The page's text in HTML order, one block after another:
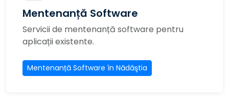
Mentenanță Software
Servicii de mentenanță software pentru
aplicații existente.
Mentenanță Software în Nădăştia